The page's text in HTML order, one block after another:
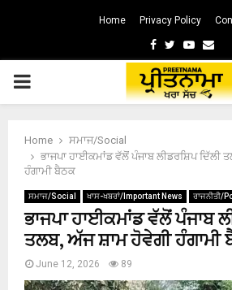
Home Privacy Policy
Facebook
TwitterYoutube
PRIMARY
Home
ਸਮਾਜ/Social
ਭਾਜਪਾ ਹਾਈਕਮਾਂਡ ਵੱਲੋਂ ਪੰਜਾਬ ਲੀਡਰਸ਼ਿਪ ਦਿੱਲੀ
ਹੰਗਾਮੀ ਬੈਠਕ
ਸਮਾਜ/Social ਖਾਸ-ਖਬਰਾਂ/Important News ਰਾਜਨੀਤੀ/
ਭਾਜਪਾ ਹਾਈਕਮਾਂਡ ਵੱਲੋਂ ਪੰਜਾਬ
ਤਲਬ, ਅੱਜ ਸ਼ਾਮ ਹੋਵੇਗੀ ਹੰਗਾਮੀ
June 12, 2026 89